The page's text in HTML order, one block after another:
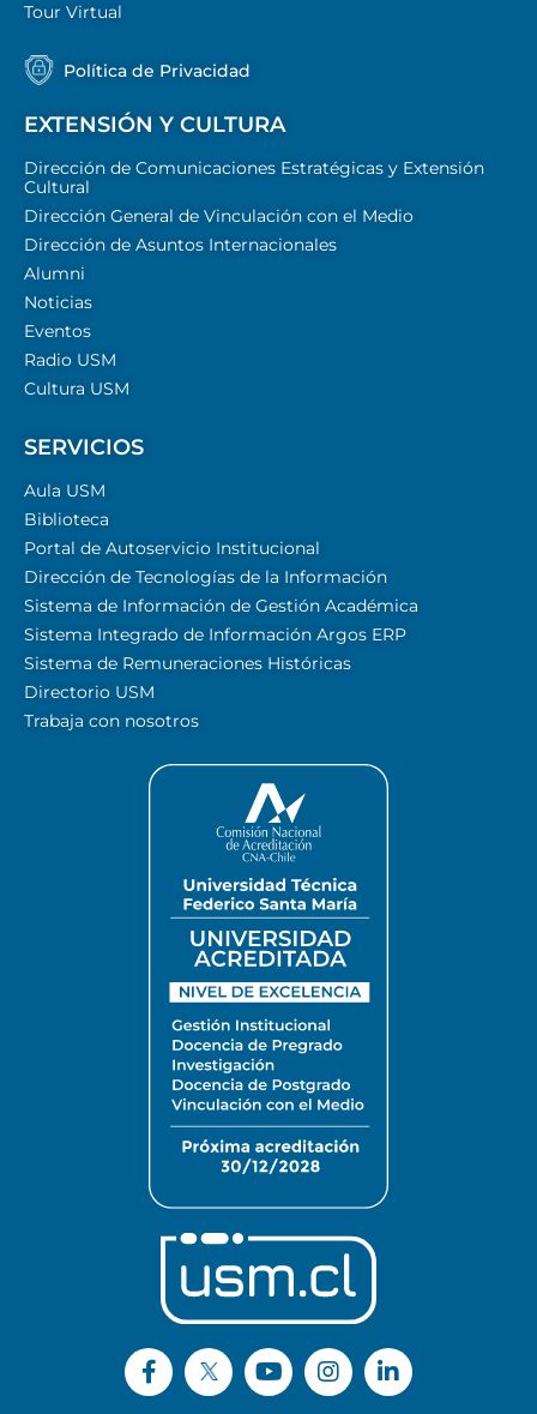
Tour Virtual
Política de Privacidad
EXTENSIÓN Y CULTURA
Dirección de Comunicaciones Estratégicas y Extensión
Cultural
Dirección General de Vinculación con el Medio
Dirección de Asuntos Internacionales
Alumni
Noticias
Eventos
Radio USM
Cultura USM
SERVICIOS
Aula USM
Biblioteca
Portal de Autoservicio Institucional
Dirección de Tecnologías de la Información
Sistema de Información de Gestión Académica
Sistema Integrado de Información Argos ERP
Sistema de Remuneraciones Históricas
Directorio USM
Trabaja con nosotros